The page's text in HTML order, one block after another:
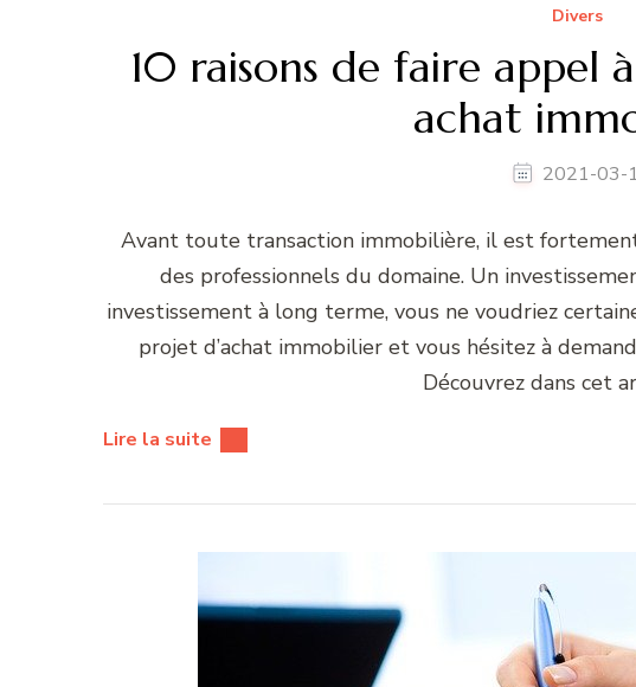
Divers
10 raisons de faire appel
achat
2021-03-
Avant toute transaction immobilière, il est
des professionnels du domaine. Un
investissement à long terme, vous ne voudriez
projet d’achat immobilier et vous hésitez à
Découvrez dans cet
Lire la suite